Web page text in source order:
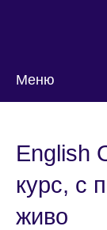
Меню
English
курс, с
живо